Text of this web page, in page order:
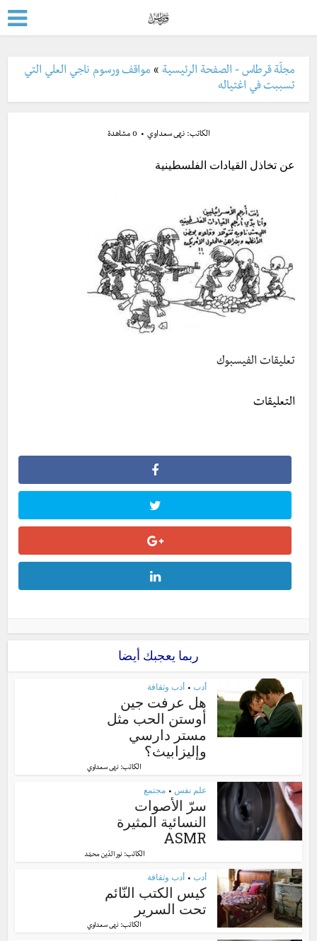
مجلّة قرطاس - الصفحة الرئيسية » مواقف ورسوم ناجي العلي التي
تسببت في اغتياله
الكاتب:نهى سعداوي 0 مشاهدة
عن تخاذل القيادات الفلسطينية
تعليقات الفيسبوك
التعليقات
ربما يعجبك أيضا
أدب • أدب وثقافة
هل عرفت جين
أوستن الحب مثل
مستر دارسي
وإليزابيث؟
الكاتب: نهى سعداوي
علم نفس • مجتمع
سرّ الأصوات
النسائية المثيرة
ASMR
الكاتب:نور الدّين محمّد
أدب • أدب وثقافة
كيس الكتب النّائم
تحت السرير
الكاتب: نهى سعداوي